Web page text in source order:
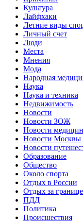
Культура
Лайфхаки
Летние виды
Личный счет
Люди
Места
Мнения
Мода
Народная
Наука
Наука и техника
Недвижимость
Новости
Новости ЗОЖ
Новости
Новости Москвы
Новости
Образование
Общество
Около спорта
Отдых в России
Отдых за
ПДД
Политика
Происшествия